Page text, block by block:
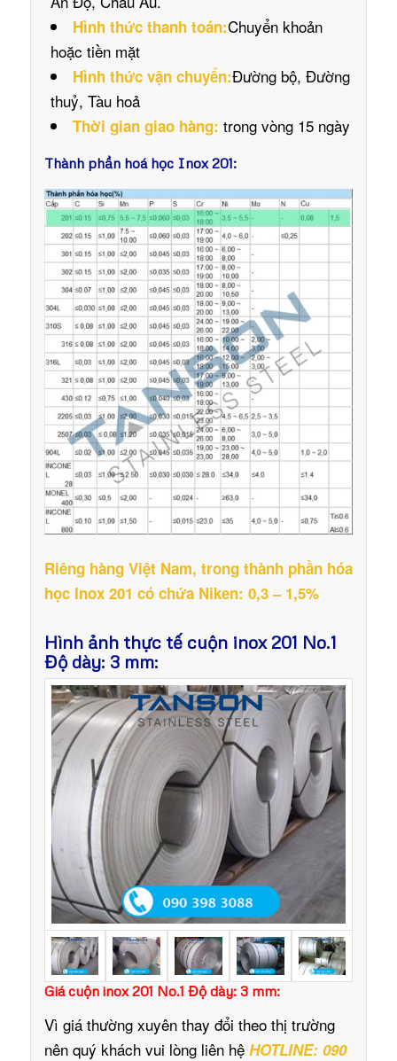
Hình thức thanh toán:Chuyển khoản
hoặc tiền mặt
Hình thức vận chuyển:Đường bộ, Đường
thuỷ, Tàu hoả
Thời gian giao hàng: trong vòng 15 ngày
Thành phần hoá học Inox 201:
Riêng hàng Việt Nam, trong thành phần hóa
học Inox 201 có chứa Niken: 0,3 – 1,5%
Hình ảnh thực tế cuộn inox 201 No.1
Độ dày: 3 mm:
Giá cuộn inox 201 No.1 Độ dày: 3 mm:
Vì giá thường xuyên thay đổi theo thị trường
nên quý khách vui lòng liên hệ HOTLINE: 090